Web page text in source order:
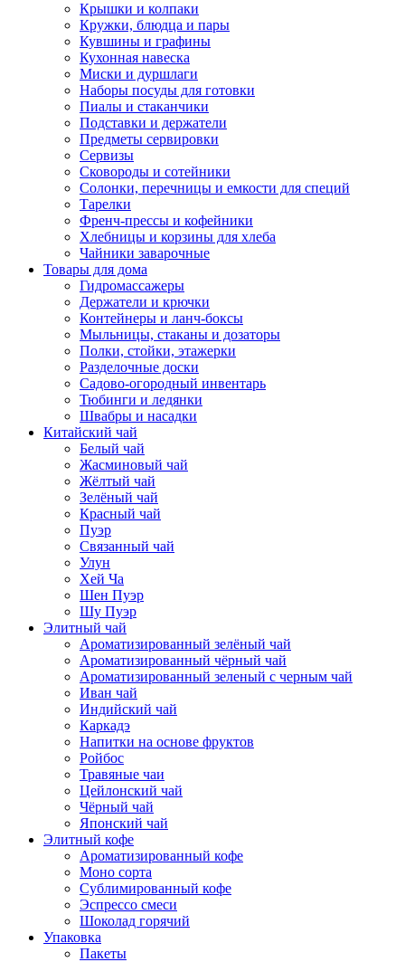
Крышки и колпаки
Кружки, блюдца и пары
Кувшины и графины
Кухонная навеска
Миски и дуршлаги
Наборы посуды для готовки
Пиалы и стаканчики
Подставки и держатели
Предметы сервировки
Сервизы
Сковороды и сотейники
Солонки, перечницы и емкости для специй
Тарелки
Френч-прессы и кофейники
Хлебницы и корзины для хлеба
Чайники заварочные
Товары для дома
Гидромассажеры
Держатели и крючки
Контейнеры и ланч-боксы
Мыльницы, стаканы и дозаторы
Полки, стойки, этажерки
Разделочные доски
Садово-огородный инвентарь
Тюбинги и ледянки
Швабры и насадки
Китайский чай
Белый чай
Жасминовый чай
Жёлтый чай
Зелёный чай
Красный чай
Пуэр
Связанный чай
Улун
Хей Ча
Шен Пуэр
Шу Пуэр
Элитный чай
Ароматизированный зелёный чай
Ароматизированный чёрный чай
Ароматизированный зеленый с черным чай
Иван чай
Индийский чай
Каркадэ
Напитки на основе фруктов
Ройбос
Травяные чаи
Цейлонский чай
Чёрный чай
Японский чай
Элитный кофе
Ароматизированный кофе
Моно сорта
Сублимированный кофе
Эспрессо смеси
Шоколад горячий
Упаковка
Пакеты